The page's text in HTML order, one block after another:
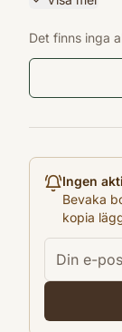
lita på
efter
är hon som
kampen.
B.
Antal sidor
363
Språk
Svenska
Format
Det finns inga
Ingen
Bevaka
kopia